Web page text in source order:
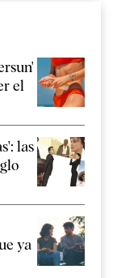
el
las
ya